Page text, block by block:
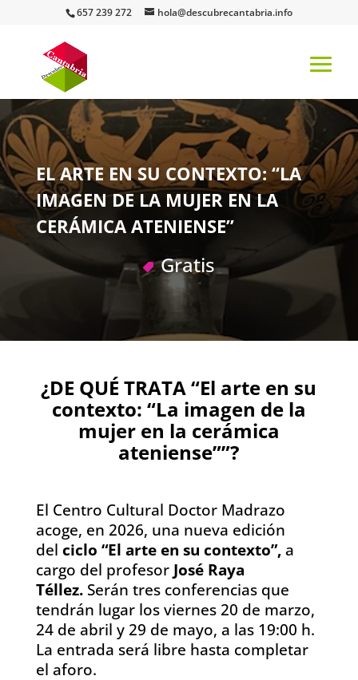
657 239 272 hola@descubrecantabria.info
EL ARTE EN SU CONTEXTO: “LA
IMAGEN DE LA MUJER EN LA
CERÁMICA ATENIENSE”
Gratis
¿DE QUÉ TRATA “El arte en su
contexto: “La imagen de la
mujer en la cerámica
ateniense””?
El Centro Cultural Doctor Madrazo
acoge, en 2026, una nueva edición
del ciclo “El arte en su contexto”, a
cargo del profesor José Raya
Téllez.Serán tres conferencias que
tendrán lugar los viernes 20 de marzo,
24 de abril y 29 de mayo, a las 19:00 h.
La entrada será libre hasta completar
el aforo.